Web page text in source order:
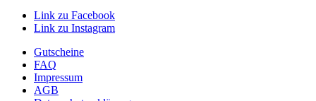
Link zu Facebook
Link zu Instagram
Gutscheine
FAQ
Impressum
AGB